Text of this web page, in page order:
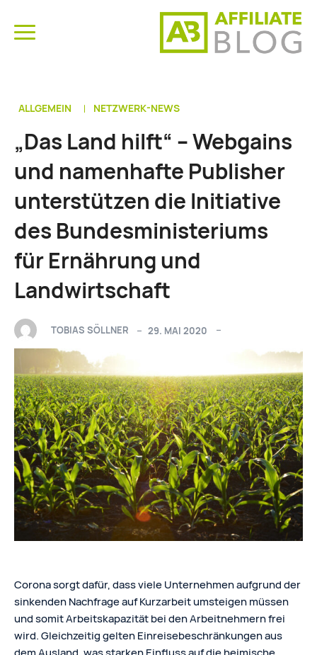
ALLGEMEIN NETZWERK-NEWS
„Das Land hilft“ – Webgains
und namenhafte Publisher
unterstützen die Initiative
des Bundesministeriums
für Ernährung und
Landwirtschaft
TOBIAS SÖLLNER 29. MAI 2020
Corona sorgt dafür, dass viele Unternehmen aufgrund der
sinkenden Nachfrage auf Kurzarbeit umsteigen müssen
und somit Arbeitskapazität bei den Arbeitnehmern frei
wird. Gleichzeitig gelten Einreisebeschränkungen aus